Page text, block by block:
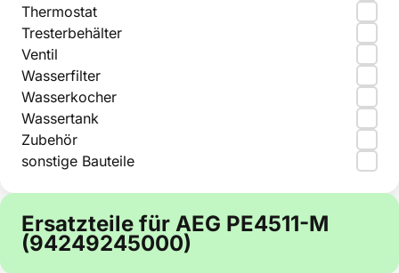
Thermostat
Tresterbehälter
Ventil
Wasserfilter
Wasserkocher
Wassertank
Zubehör
sonstige Bauteile
Ersatzteile für AEG PE4511-M
(94249245000)